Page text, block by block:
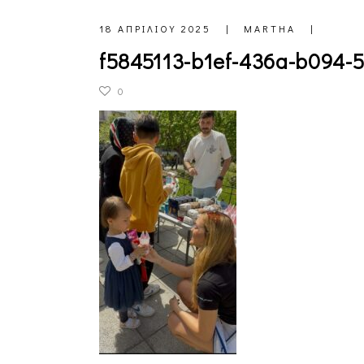
18 ΑΠΡΙΛΊΟΥ 2025 MARTHA
f5845113-b1ef-436a-b094-
0